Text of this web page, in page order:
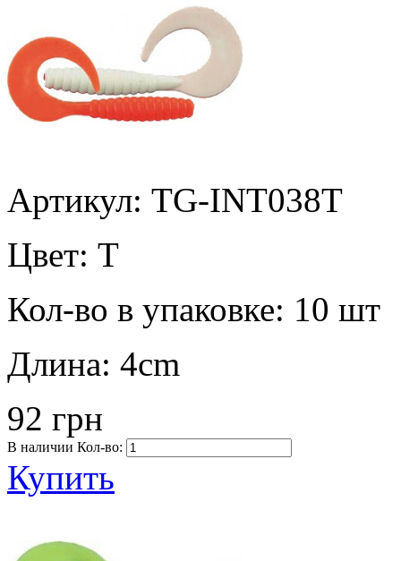
Артикул: TG-INT038T
Цвет: T
Кол-во в упаковке: 10 шт
Длина: 4cm
92 грн
В наличии Кол-во:
Купить